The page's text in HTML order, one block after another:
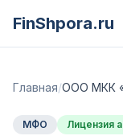
FinShpora.ru
Главная/ООО МКК
МФО Лицензия